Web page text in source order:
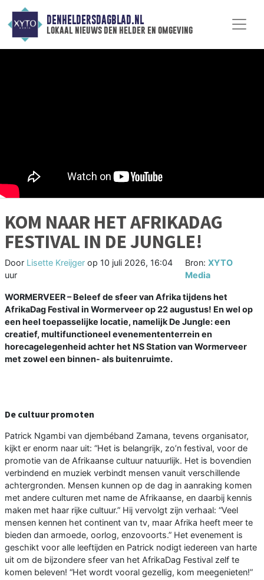
DENHELDERSDAGBLAD.NL
lokaal nieuws den helder en omgeving
KOM NAAR HET AFRIKADAG
FESTIVAL IN DE JUNGLE!
Door Lisette Kreijger op 10 juli 2026, 16:04
uur
Bron:XYTO
Media
WORMERVEER – Beleef de sfeer van Afrika tijdens het
AfrikaDag Festival in Wormerveer op 22 augustus! En wel op
een heel toepasselijke locatie, namelijk De Jungle: een
creatief, multifunctioneel evenemententerrein en
horecagelegenheid achter het NS Station van Wormerveer
met zowel een binnen- als buitenruimte.
De cultuur promoten
Patrick Ngambi van djembéband Zamana, tevens organisator,
kijkt er enorm naar uit: “Het is belangrijk, zo’n festival, voor de
promotie van de Afrikaanse cultuur natuurlijk. Het is bovendien
verbindend en muziek verbindt mensen vanuit verschillende
achtergronden. Mensen kunnen op de dag in aanraking komen
met andere culturen met name de Afrikaanse, en daarbij kennis
maken met haar rijke cultuur.” Hij vervolgt zijn verhaal: “Veel
mensen kennen het continent van tv, maar Afrika heeft meer te
bieden dan armoede, oorlog, enzovoorts.” Het evenement is
geschikt voor alle leeftijden en Patrick nodigt iedereen van harte
uit om de bijzondere sfeer van het AfrikaDag Festival zelf te
komen beleven! “Het wordt vooral gezellig, kom meegenieten!”